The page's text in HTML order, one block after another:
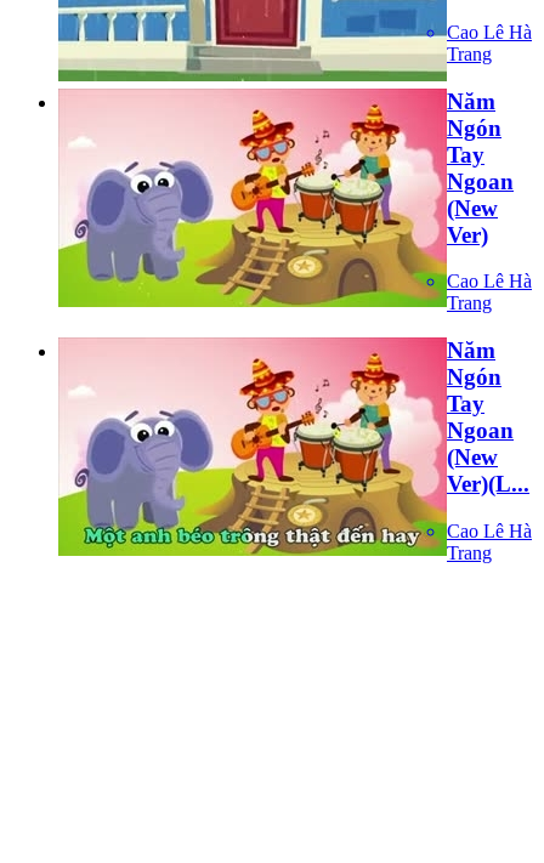
Cao Lê Hà
Trang
Năm
Ngón
Tay
Ngoan
(New
Ver)
Cao Lê Hà
Trang
Năm
Ngón
Tay
Ngoan
(New
Ver)(L...
Cao Lê Hà
Trang